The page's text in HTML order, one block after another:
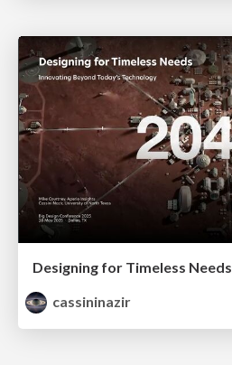
Designing for Timeless Needs
cassininazir